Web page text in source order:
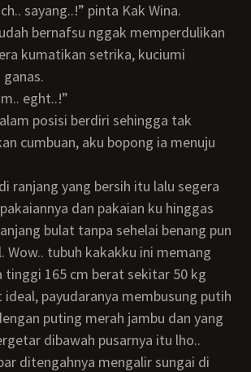
sayang..!” pinta Kak Wina.
kumatikan setrika, kuciumi
eght..!”
cumbuan, aku bopong ia menuju
dan pakaian ku hinggas
bulat tanpa sehelai benang pun
Wow.. tubuh kakakku ini memang
tinggi 165 cm berat sekitar 50 kg
payudaranya membusung putih
puting merah jambu dan yang
dibawah pusarnya itu lho..
ditengahnya mengalir sungai di